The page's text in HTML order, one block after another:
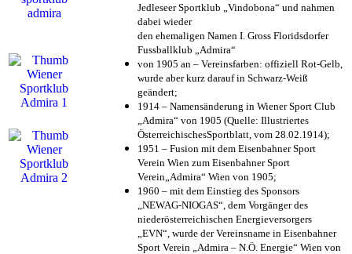
Jedleseer Sportklub „Vindobona“ und nahmen
dabei wieder
den ehemaligen Namen I. Gross Floridsdorfer
Fussballklub „Admira“
von 1905 an – Vereinsfarben: offiziell Rot-Gelb,
wurde aber kurz darauf in Schwarz-Weiß
geändert;
1914 – Namensänderung in Wiener Sport Club
„Admira“ von 1905 (Quelle: Illustriertes
ÖsterreichischesSportblatt, vom 28.02.1914);
1951 – Fusion mit dem Eisenbahner Sport
Verein Wien zum Eisenbahner Sport
Verein„Admira“ Wien von 1905;
1960 – mit dem Einstieg des Sponsors
„NEWAG-NIOGAS“, dem Vorgänger des
niederösterreichischen Energieversorgers
„EVN“, wurde der Vereinsname in Eisenbahner
Sport Verein „Admira – N.Ö. Energie“ Wien von